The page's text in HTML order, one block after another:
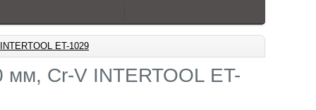
ET-1029
мм, Cr-V INTERTOOL ET-